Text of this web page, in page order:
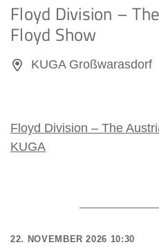
Floyd Division –
Floyd Show
KUGA Großwarasdorf
Floyd Division – The
KUGA
22. NOVEMBER 2026 10:30